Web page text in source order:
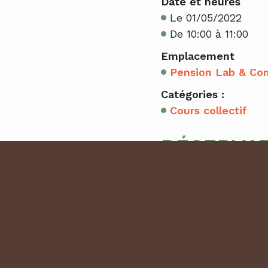
Le 01/05/2022
De 10:00 à 11:00
Emplacement
Pension Lab &
Catégories :
Cours collectif